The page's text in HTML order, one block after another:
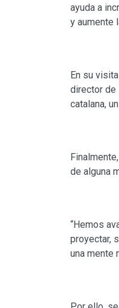
ayuda a
y aumente
En su
director de
catalana,
de alguna
“Hemos
proyectar,
una mente